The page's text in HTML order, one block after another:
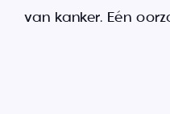
van kanker. Eén